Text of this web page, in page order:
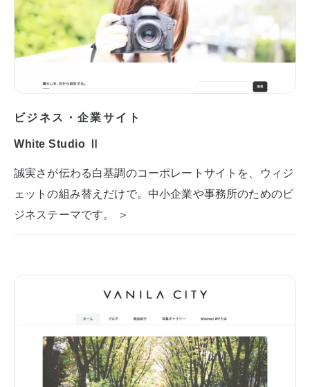
ビジネス・企業サイト
White Studio Ⅱ
誠実さが伝わる白基調のコーポレートサイトを、ウィジ
ェットの組み替えだけで。中小企業や事務所のためのビ
ジネステーマです。 ＞